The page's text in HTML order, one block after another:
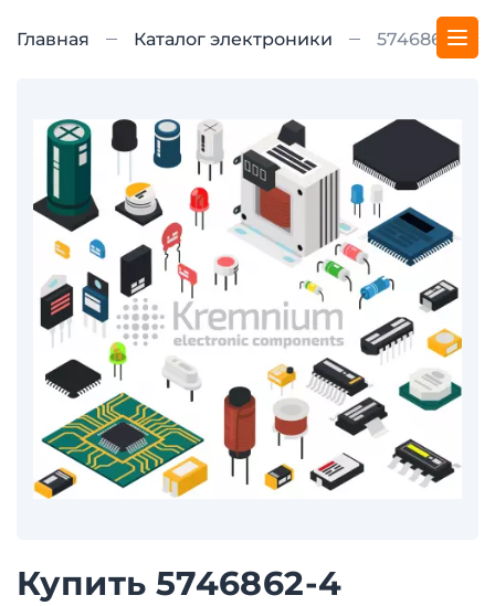
Главная Каталог электроники 5746862-4
Купить 5746862-4